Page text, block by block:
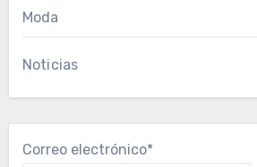
Moda
Noticias
Correo electrónico*